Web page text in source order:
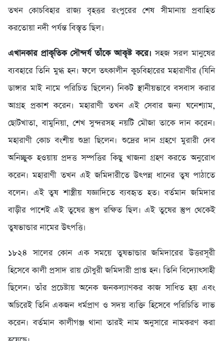
তখন কোচবিহার রাজ্য বৃহত্তর রংপুরের শেষ সীমানায় প্রবাহিত
করতোয়া নদী পর্যন্ত বিস্তৃত ছিল।
এখানকার প্রাকৃতিক সৌন্দর্য তাঁকে আকৃষ্ট করে। সহজ সরল মানুষের
ব্যবহারে তিনি মুগ্ধ হন। ফলে তৎকালীন কুচবিহারের মহারাণীর (যিনি
ডাঙ্গার মাই নামে পরিচিত ছিলেন) নিকট স্থানীয়ভাবে বসবাস করার
আগ্রহ প্রকাশ করেন। মহারাণী তখন এই সেবার জন্য ঘনেশ্যাম,
ছোটখাতা, বামুনিয়া, শেখ সুন্দরসহ নয়টি মৌজা তাকে দান করেন।
মহারাণী কোচ বংশীয় শুদ্রা ছিলেন। শুদ্রের দান গ্রহণে মুরারী দেব
অনিচ্ছুক হওয়ায় প্রদত্ত সম্পত্তির কিছু খাজনা গ্রহণ করতে অনুরোধ
করেন। মহারাণী তখন এই জমিদারীতে উৎপন্ন ধানের তুষ পাঠাতে
বলেন। এই তুষ শাস্ত্রীয় যজ্ঞাদিতে ব্যবহৃত হত। বর্তমান জমিদার
বাড়ীর পাশেই এই তুষের স্তুপ রক্ষিত ছিল। এই তুষের স্তুপ থেকেই
তুষভান্ডার নামের উৎপত্তি।
১৮২৪ সালের কোন এক সময়ে তুষভান্ডার জমিদারের উত্তরসূরী
হিসেবে কালী প্রসাদ রায় চৌধুরী জমিদারী প্রাপ্ত হন। তিনি বিদ্যোৎসাহী
ছিলেন। তাঁর প্রচেষ্টায় অনেক জনকল্যাণকর কাজ সাধিত হয় এবং
অচিরেই তিনি একজন ধর্মপ্রাণ ও সদয় ব্যক্তি হিসেবে পরিচিতি লাভ
করেন। বর্তমান কালীগঞ্জ থানা তারই নাম অনুসারে নামকরণ করা